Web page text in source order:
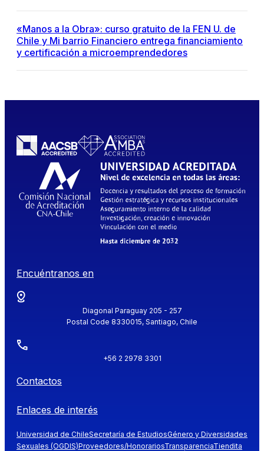
«Manos a la Obra»: curso gratuito de la FEN U. de
Chile y Mi barrio Financiero entrega financiamiento
y certificación a microemprendedores
Encuéntranos en
Diagonal Paraguay 205 - 257
Postal Code 8330015, Santiago, Chile
+56 2 2978 3301
Contactos
Enlaces de interés
Universidad de ChileSecretaría de EstudiosGénero y Diversidades
Sexuales (OGDIS)Proveedores/HonorariosTransparenciaTiendita